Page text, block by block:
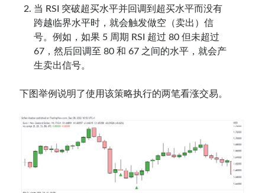
当 RSI 突破超买水平并回调到超买水平而没有
跨越临界水平时，就会触发做空（卖出）信
号。例如，如果 5 周期 RSI 超过 80 但未超过
67，然后回调至 80 和 67 之间的水平，就会产
生卖出信号。
下图举例说明了使用该策略执行的两笔看涨交易。